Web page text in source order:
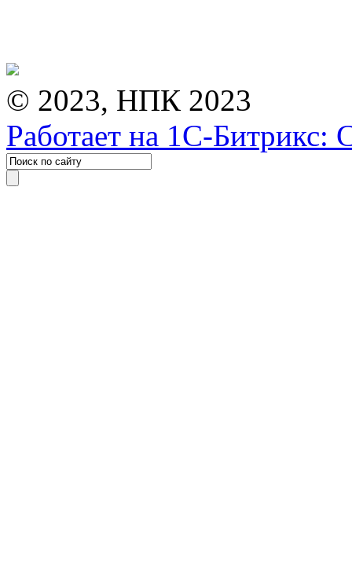
© 2023, НПК 2023
Работает на 1С-Битрикс: